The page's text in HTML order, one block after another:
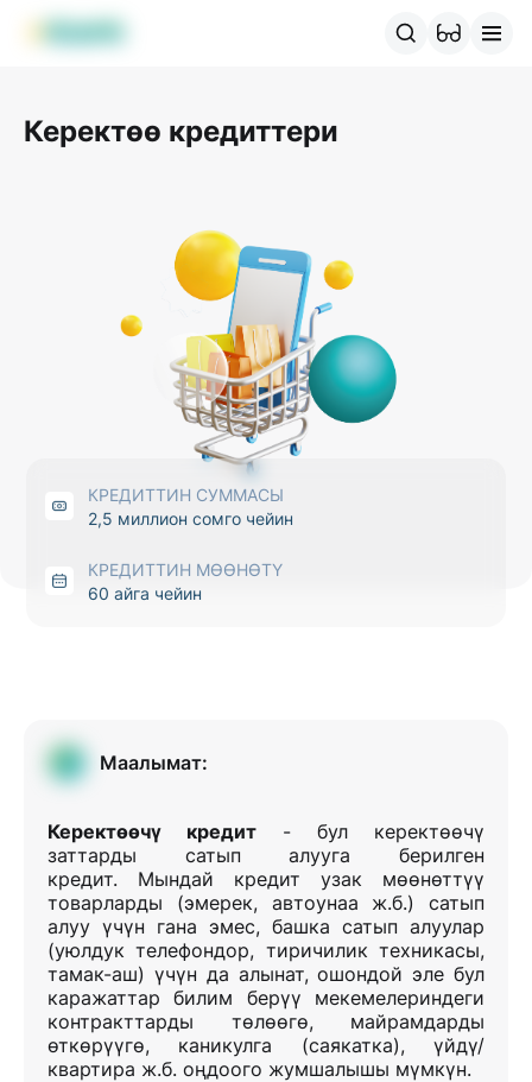
MBANK өнүмдөрү
Керектөө кредиттери
КРЕДИТТИН СУММАСЫ
2,5 миллион сомго чейин
КРЕДИТТИН МӨӨНӨТҮ
60 айга чейин
Маалымат:
Керектөөчү кредит - бул керектөөчү
заттарды сатып алууга берилген
кредит. Мындай кредит узак мөөнөттүү
товарларды (эмерек, автоунаа ж.б.) сатып
алуу үчүн гана эмес, башка сатып алуулар
(уюлдук телефондор, тиричилик техникасы,
тамак-аш) үчүн да алынат, ошондой эле бул
каражаттар билим берүү мекемелериндеги
контракттарды төлөөгө, майрамдарды
өткөрүүгө, каникулга (саякатка), үйдү/
квартира ж.б. оңдоого жумшалышы мүмкүн.